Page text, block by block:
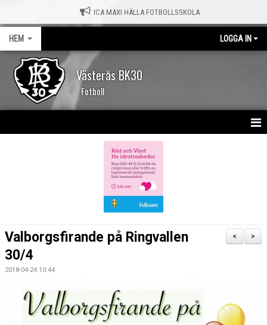
ICA MAXI HÄLLA FOTBOLLSSKOLA
HEM LOGGA IN
Västerås BK30
Fotboll
OM KLUBBEN
VÅRA LAG/TRÄNARE
>
<
Valborgsfirande på Ringvallen
30/4
2018-04-24 10:44